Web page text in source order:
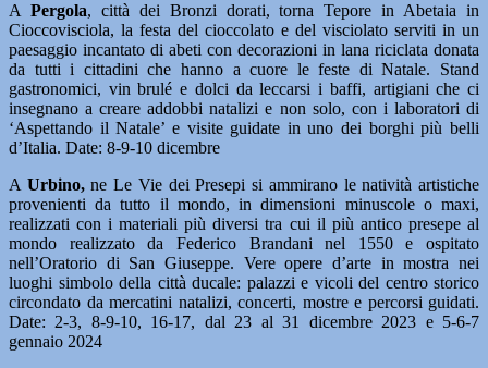
A Pergola, città dei Bronzi dorati, torna Tepore in Abetaia in
Cioccovisciola, la festa del cioccolato e del visciolato serviti in un
paesaggio incantato di abeti con decorazioni in lana riciclata donata
da tutti i cittadini che hanno a cuore le feste di Natale. Stand
gastronomici, vin brulé e dolci da leccarsi i baffi, artigiani che ci
insegnano a creare addobbi natalizi e non solo, con i laboratori di
‘Aspettando il Natale’ e visite guidate in uno dei borghi più belli
d’Italia. Date: 8-9-10 dicembre
A Urbino,ne Le Vie dei Presepi si ammirano le natività artistiche
provenienti da tutto il mondo, in dimensioni minuscole o maxi,
realizzati con i materiali più diversi tra cui il più antico presepe al
mondo realizzato da Federico Brandani nel 1550 e ospitato
nell’Oratorio di San Giuseppe. Vere opere d’arte in mostra nei
luoghi simbolo della città ducale: palazzi e vicoli del centro storico
circondato da mercatini natalizi, concerti, mostre e percorsi guidati.
Date: 2-3, 8-9-10, 16-17, dal 23 al 31 dicembre 2023 e 5-6-7
gennaio 2024